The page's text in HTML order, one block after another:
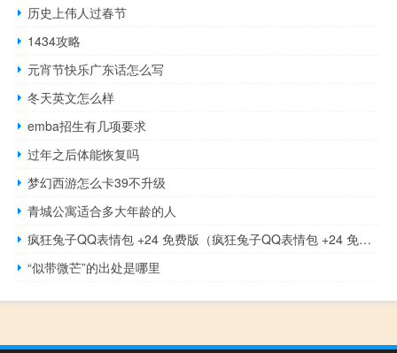
历史上伟人过春节
1434攻略
元宵节快乐广东话怎么写
冬天英文怎么样
emba招生有几项要求
过年之后体能恢复吗
梦幻西游怎么卡39不升级
青城公寓适合多大年龄的人
疯狂兔子QQ表情包 +24 免费版（疯狂兔子QQ表情包 +24 免费版功能简介）
“似带微芒”的出处是哪里